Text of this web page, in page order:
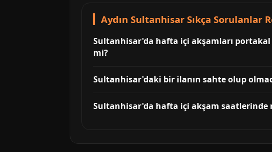
Aydın Sultanhisar Sıkça Sorulanlar
Sultanhisar'da hafta içi akşamları
mi?
Sultanhisar'daki bir ilanın sahte olup
Sultanhisar'da hafta içi akşam saatlerinde